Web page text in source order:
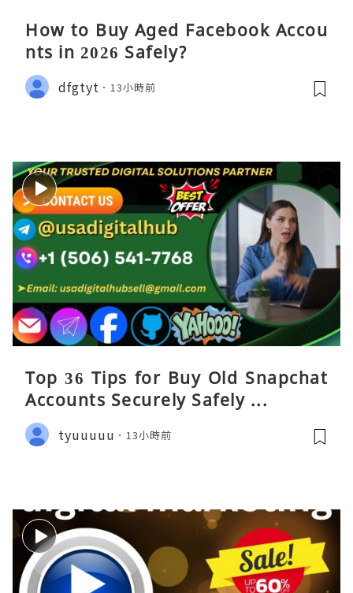
How to Buy Aged Facebook Accou
nts in 2026 Safely?
dfgtyt 13小時前
Top 36 Tips for Buy Old Snapchat
Accounts Securely Safely ...
tyuuuuu 13小時前